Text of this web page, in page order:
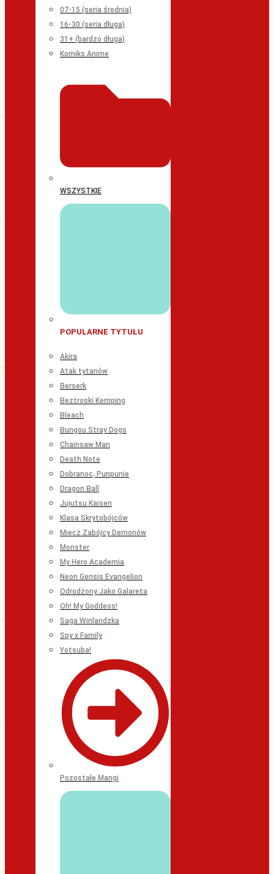
07-15 (seria średnia)
16-30 (seria długa)
31+ (bardzo długa)
Komiks Anime
WSZYSTKIE
POPULARNE TYTUŁU
Akira
Atak tytanów
Berserk
Beztroski Kemping
Bleach
Bungou Stray Dogs
Chainsaw Man
Death Note
Dobranoc, Punpunie
Dragon Ball
Jujutsu Kaisen
Klasa Skrytobójców
Miecz Zabójcy Demonów
Monster
My Hero Academia
Neon Gensis Evangelion
Odrodzony Jako Galareta
Oh! My Goddess!
Saga Winlandzka
Spy x Family
Yotsuba!
Pozostałe Mangi